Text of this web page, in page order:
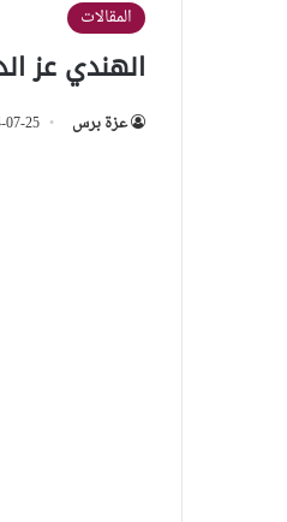
المقالات
‏الهندي عز
عزة برس 07-25